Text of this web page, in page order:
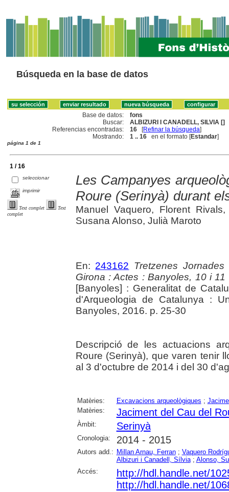
Búsqueda en la base de datos
Base de datos:
fons
Buscar:
ALBIZURI I CANADELL, SILVIA []
Referencias encontradas:
16 [Refinar la búsqueda]
Mostrando:
1 .. 16 en el formato [Estandar]
página 1 de 1
1 / 16
seleccionar
imprimir
Text complet
Text
complet
Les Campanyes
Roure (Serinyà) durant
Manuel Vaquero, Florent
Susana Alonso, Julià Maroto
En: 243162 Tretzenes
Girona : Actes : Banyoles, 10 i
[Banyoles] : Generalitat de
d'Arqueologia de Catalunya :
Banyoles, 2016. p. 25-30
Descripció de les actuacions
Roure (Serinyà), que varen tenir
al 3 d'octubre de 2014 i del 30
Matèries: Excavacions arqueològiques ;
Matèries:
Jaciment del Cau del
Àmbit: Serinyà
Cronologia: 2014 - 2015
Autors add.: Millan Arnau, Ferran; Vaquero
Albizuri i Canadell, Sílvia; Alonso,
Accés:
http://hdl.handle.net/
http://hdl.handle.net/